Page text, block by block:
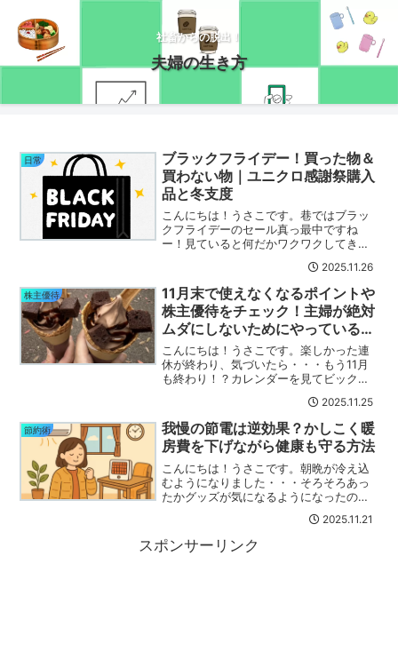
社畜からの脱出！
夫婦の生き方
日常
ブラックフライデー！買った物＆
買わない物｜ユニクロ感謝祭購入
品と冬支度
こんにちは！うさこです。巷ではブラッ
クフライデーのセール真っ最中ですね
ー！見ていると何だかワクワクしてきま
早速見てきました(/・ω・)/感謝祭開催中
のユニクロまずはユニクロ！いつもより
混雑していまし...
2025.11.26
株主優待
11月末で使えなくなるポイントや
株主優待をチェック！主婦が絶対
ムダにしないためにやっているこ
と
こんにちは！うさこです。楽しかった連
休が終わり、気づいたら・・・もう11月
も終わり！？カレンダーを見てビックリ
して…忘れていませんか？株主優待やポ
イントの期限！！早速チェックしましょ
う(/・ω・)...
2025.11.25
節約術
我慢の節電は逆効果？かしこく暖
房費を下げながら健康も守る方法
こんにちは！うさこです。朝晩が冷え込
むようになりました・・・そろそろあっ
たかグッズが気になるようになったので
今年は節電のために我慢する人が多いの
ですね！私はもともと冬場はエアコンを
使わない人なのでこれが通...
2025.11.21
スポンサーリンク